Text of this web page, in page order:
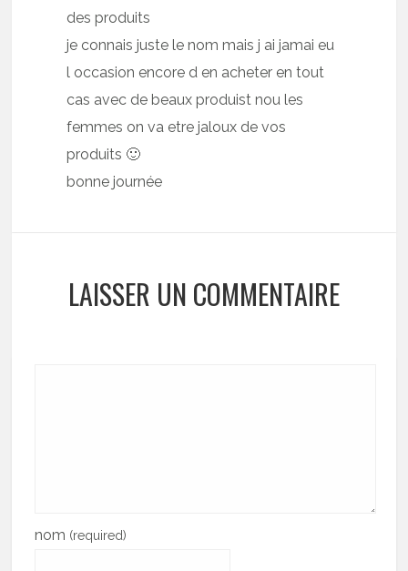
des produits
je connais juste le nom mais j ai jamai eu
l occasion encore d en acheter en tout
cas avec de beaux produist nou les
femmes on va etre jaloux de vos
produits 🙂
bonne journée
LAISSER UN COMMENTAIRE
nom (required)